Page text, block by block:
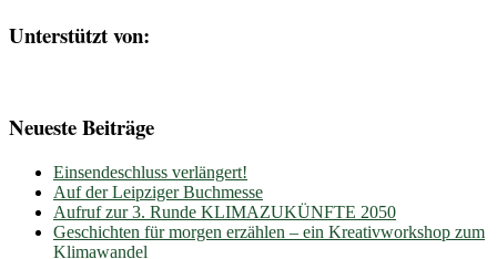
Unterstützt von:
Neueste Beiträge
Einsendeschluss verlängert!
Auf der Leipziger Buchmesse
Aufruf zur 3. Runde KLIMAZUKÜNFTE 2050
Geschichten für morgen erzählen – ein Kreativworkshop zum
Klimawandel